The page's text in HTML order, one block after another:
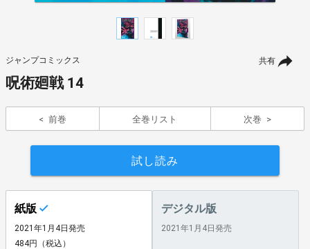
共有
ジャンプコミックス
呪術廻戦 14
前巻 全巻リスト 次巻
試し読み
紙版
2021年1月4日発売
484円（税込）
デジタル版
2021年1月4日発売